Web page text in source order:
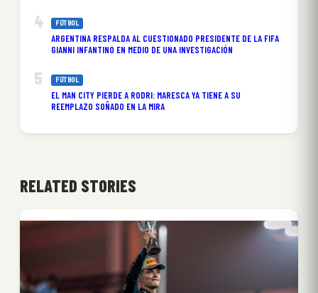
FÚTBOL
ARGENTINA RESPALDA AL CUESTIONADO PRESIDENTE DE LA FIFA
GIANNI INFANTINO EN MEDIO DE UNA INVESTIGACIÓN
FÚTBOL
EL MAN CITY PIERDE A RODRI: MARESCA YA TIENE A SU
REEMPLAZO SOÑADO EN LA MIRA
RELATED STORIES